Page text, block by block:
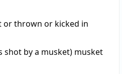
or thrown or kicked in
shot by a musket) musket